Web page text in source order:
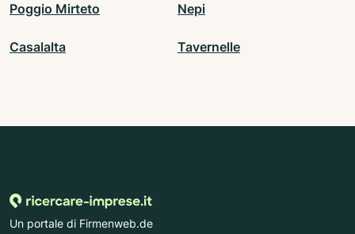
Poggio Mirteto Nepi
Casalalta Tavernelle
Un portale di Firmenweb.de